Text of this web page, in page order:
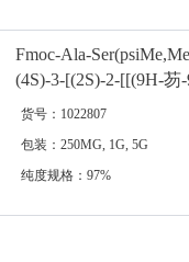
Fmoc-Ala-
(4S)-3-[(2S)-2-[[(9H-
货号：1022807
包装：250MG, 1G, 5G
纯度规格：97%